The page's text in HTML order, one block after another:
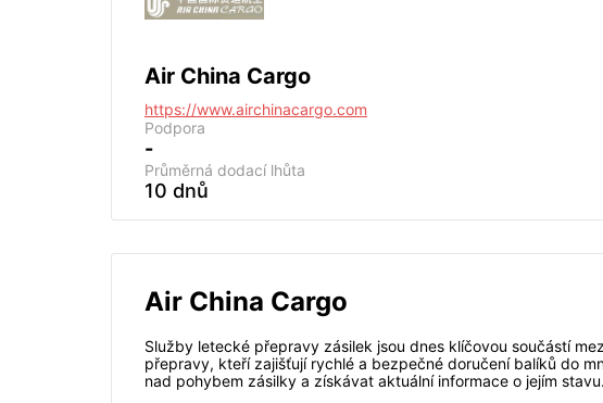
Air China Cargo
https://www.airchinacargo.com
Podpora
-
Průměrná dodací lhůta
10 dnů
Air China Cargo
Služby letecké přepravy zásilek jsou dnes klíčovou součástí
přepravy, kteří zajišťují rychlé a bezpečné doručení balíků do
nad pohybem zásilky a získávat aktuální informace o jejím stavu.